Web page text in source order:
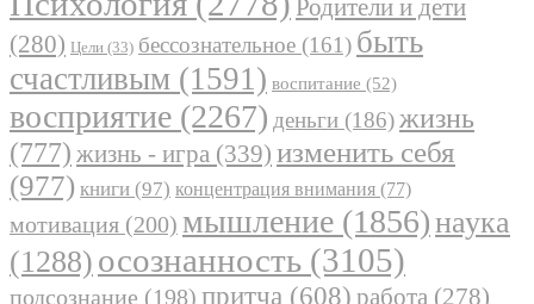
Родители и дети
(280) Цели (33) бессознательное (161) быть
счастливым (1591) воспитание (52)
восприятие (2267) деньги (186)жизнь
(777) жизнь - игра (339) изменить себя
(977) книги (97) концентрация внимания (77)
мотивация (200) мышление (1856)наука
(1288) осознанность (3105)
подсознание (198) притча (608) работа (278)